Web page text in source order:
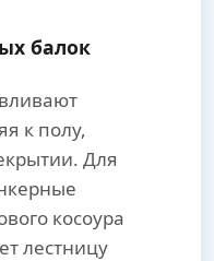
балок
к полу,
Для
косоура
лестницу